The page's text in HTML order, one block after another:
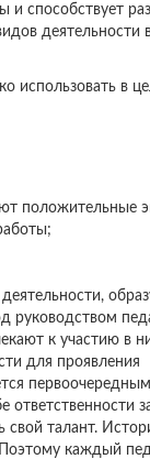
и способствует
деятельности
использовать в
положительные
руководством
к участию в
для проявления
ответственности
свой талант.
Поэтому каждый